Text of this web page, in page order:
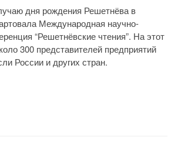
дня рождения Решетнёва в
Международная научно-
“Решетнёвские чтения”. На этот
300 представителей предприятий
России и других стран.